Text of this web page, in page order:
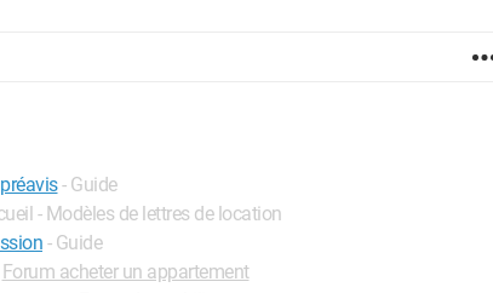
- Guide
- Modèles de lettres de location
- Guide
Forum acheter un appartement